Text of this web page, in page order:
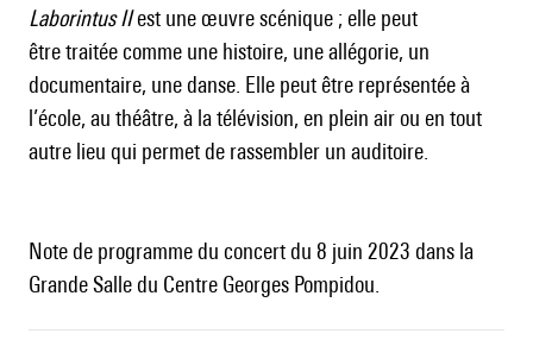
Laborintus IIest une œuvre scénique ; elle peut
être traitée comme une histoire, une allégorie, un
documentaire, une danse. Elle peut être représentée à
l’école, au théâtre, à la télévision, en plein air ou en tout
autre lieu qui permet de rassembler un auditoire.
Note de programme du concert du 8 juin 2023 dans la
Grande Salle du Centre Georges Pompidou.